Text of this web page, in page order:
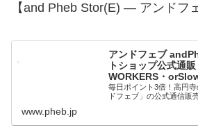
【and Pheb Stor(E) — アンドフ
アンドフェブ
トショップ公式通
WORKERS・
毎日ポイント3倍！高円
ドフェブ」の公式通信販
www.pheb.jp